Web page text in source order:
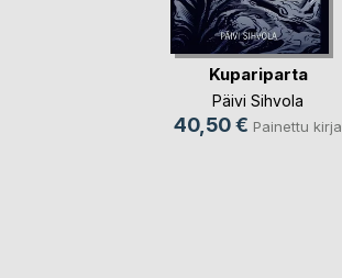
Kupariparta
Päivi Sihvola
40,50 € Painettu kirja